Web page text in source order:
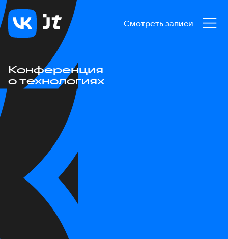
Смотреть записи
Конференция
о технологиях